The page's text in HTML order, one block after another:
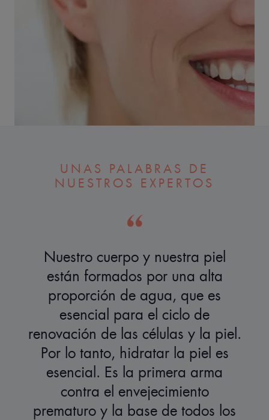
UNAS PALABRAS DE
NUESTROS EXPERTOS
Nuestro cuerpo y nuestra piel
están formados por una alta
proporción de agua, que es
esencial para el ciclo de
renovación de las células y la piel.
Por lo tanto, hidratar la piel es
esencial. Es la primera arma
contra el envejecimiento
prematuro y la base de todos los